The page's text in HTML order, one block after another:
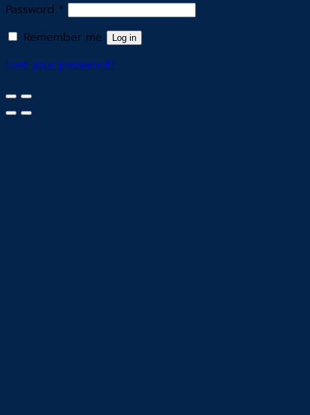
Password *
Remember me
Log in
Lost your password?